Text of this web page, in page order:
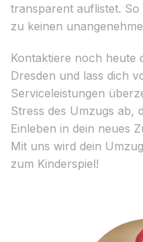
transparent auflistet. So
zu keinen
Kontaktiere noch heute
Dresden und lass dich
Serviceleistungen
Stress des Umzugs ab,
Einleben in dein neues
Mit uns wird dein
zum Kinderspiel!